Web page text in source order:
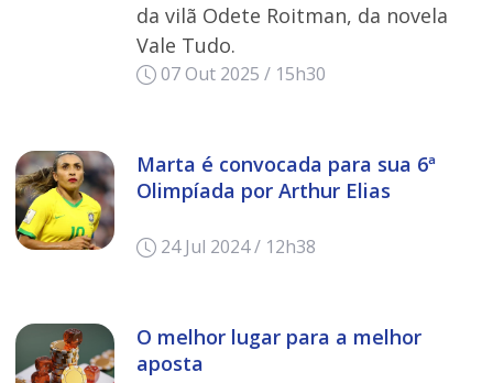
da vilã Odete Roitman, da novela
Vale Tudo.
07 Out 2025 / 15h30
Marta é convocada para sua 6ª
Olimpíada por Arthur Elias
24 Jul 2024 / 12h38
O melhor lugar para a melhor
aposta